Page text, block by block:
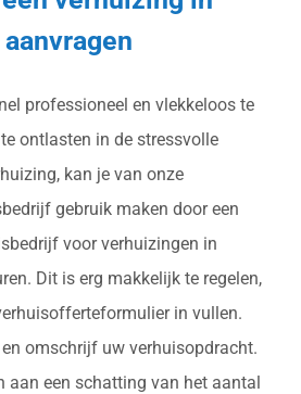
professioneel en vlekkeloos te
ontlasten in de stressvolle
kan je van onze
gebruik maken door een
voor verhuizingen in
Dit is erg makkelijk te regelen,
in vullen.
omschrijf uw verhuisopdracht.
aan een schatting van het aantal